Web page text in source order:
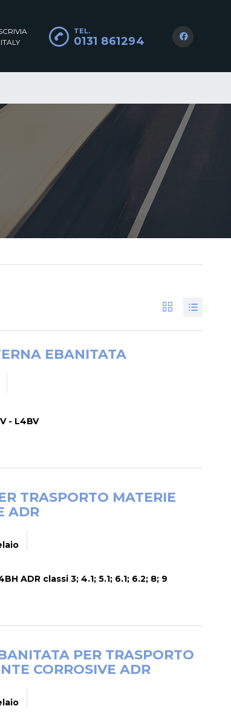
TEL.
0131 861294
EBANITATA
- L4BV
TRASPORTO MATERIE
ADR
ADR classi 3; 4.1; 5.1; 6.1; 6.2; 8; 9
PER TRASPORTO
CORROSIVE ADR